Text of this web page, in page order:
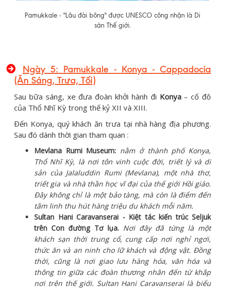
Pamukkale - "Lâu đài bông" được UNESCO công nhận là Di
sản Thế giới.
Ngày 5: Pamukkale - Konya - Cappadocia
(Ăn Sáng, Trưa, Tối)
Sau bữa sáng, xe đưa đoàn khởi hành đi Konya– cố đô
của Thổ Nhĩ Kỳ trong thế kỷ XII và XIII.
Đến Konya, quý khách ăn trưa tại nhà hàng địa phương.
Sau đó dành thời gian tham quan :
Mevlana Rumi Museum: nằm ở thành phố Konya,
Thổ Nhĩ Kỳ, là nơi tôn vinh cuộc đời, triết lý và di
sản của Jalaluddin Rumi (Mevlana), một nhà thơ,
triết gia và nhà thần học vĩ đại của thế giới Hồi giáo.
Đây không chỉ là một bảo tàng, mà còn là điểm đến
tâm linh thu hút hàng triệu du khách mỗi năm.
Sultan Hani Caravanserai - Kiệt tác kiến trúc Seljuk
trên Con đường Tơ lụa.Nơi đây đã từng là một
khách sạn thời trung cổ, cung cấp nơi nghỉ ngơi,
thức ăn và an ninh cho lữ khách và động vật. Đồng
thời, cũng là nơi giao lưu hàng hóa, văn hóa và
thông tin giữa các đoàn thương nhân đến từ khắp
nơi trên thế giới. Sultan Hani Caravanserai là biểu